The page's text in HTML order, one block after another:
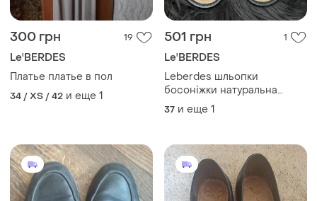
300 грн 19
Le'BERDES
Платье платье в пол
34 / XS / 42 и еще 1
501 грн 1
Le'BERDES
Leberdes шльопки
босоніжки натуральна
шкіра
37 и еще 1